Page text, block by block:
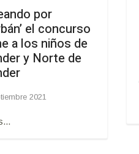
por
el concurso
a los niños de
y Norte de
2021